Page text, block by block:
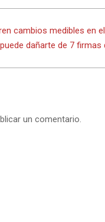
cambios medibles en
dañarte de 7
un comentario.